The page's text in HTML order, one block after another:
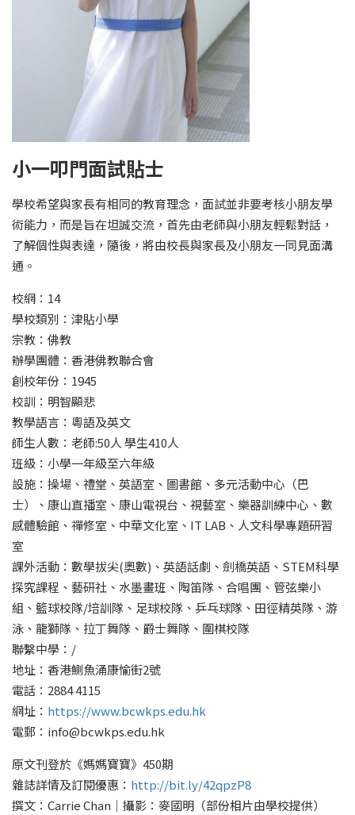
小一叩門面試貼士
學校希望與家長有相同的教育理念，面試並非要考核小朋友學
術能力，而是旨在坦誠交流，首先由老師與小朋友輕鬆對話，
了解個性與表達，隨後，將由校長與家長及小朋友一同見面溝
通。
校網：14
學校類別：津貼小學
宗教：佛教
辦學團體：香港佛教聯合會
創校年份：1945
校訓：明智顯悲
教學語言：粵語及英文
師生人數：老師:50人 學生410人
班級：小學一年級至六年級
設施：操場、禮堂、英語室、圖書館、多元活動中心（巴
士）、康山直播室、康山電視台、視藝室、樂器訓練中心、數
感體驗館、禪修室、中華文化室、IT LAB、人文科學專題研習
室
課外活動：數學拔尖(奧數)、英語話劇、劍橋英語、STEM科學
探究課程、藝研社、水墨畫班、陶笛隊、合唱團、管弦樂小
組、籃球校隊/培訓隊、足球校隊、乒乓球隊、田徑精英隊、游
泳、龍獅隊、拉丁舞隊、爵士舞隊、圍棋校隊
聯繫中學：/
地址：香港鰂魚涌康愉街2號
電話：2884 4115
網址： https://www.bcwkps.edu.hk
電郵：info@bcwkps.edu.hk
原文刊登於《媽媽寶寶》450期
雜誌詳情及訂閱優惠： http://bit.ly/42qpzP8
撰文：Carrie Chan｜攝影：麥國明（部份相片由學校提供）